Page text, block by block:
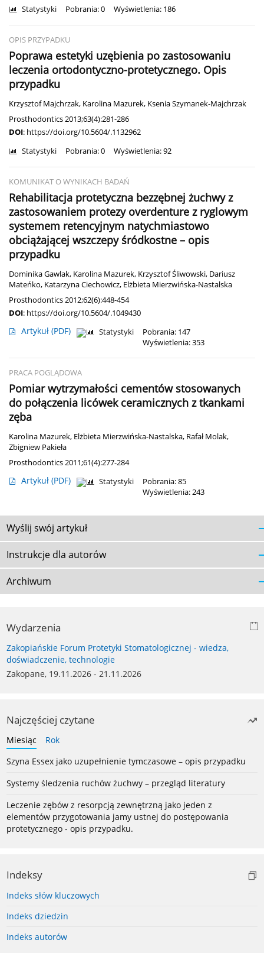
Statystyki Pobrania: 0 Wyświetlenia: 186
OPIS PRZYPADKU
Poprawa estetyki uzębienia po zastosowaniu
leczenia ortodontyczno-protetycznego. Opis
przypadku
Krzysztof Majchrzak, Karolina Mazurek, Ksenia Szymanek-Majchrzak
Prosthodontics 2013;63(4):281-286
DOI: https://doi.org/10.5604/.1132962
Statystyki Pobrania: 0 Wyświetlenia: 92
KOMUNIKAT O WYNIKACH BADAŃ
Rehabilitacja protetyczna bezzębnej żuchwy z
zastosowaniem protezy overdenture z ryglowym
systemem retencyjnym natychmiastowo
obciążającej wszczepy śródkostne – opis
przypadku
Dominika Gawlak, Karolina Mazurek, Krzysztof Śliwowski, Dariusz
Mateńko, Katarzyna Ciechowicz, Elżbieta Mierzwińska-Nastalska
Prosthodontics 2012;62(6):448-454
DOI: https://doi.org/10.5604/.1049430
Artykuł (PDF) Statystyki
Pobrania: 147
Wyświetlenia: 353
PRACA POGLĄDOWA
Pomiar wytrzymałości cementów stosowanych
do połączenia licówek ceramicznych z tkankami
zęba
Karolina Mazurek, Elżbieta Mierzwińska-Nastalska, Rafał Molak,
Zbigniew Pakieła
Prosthodontics 2011;61(4):277-284
Artykuł (PDF) Statystyki
Pobrania: 85
Wyświetlenia: 243
Wyślij swój artykuł
Instrukcje dla autorów
Archiwum
Wydarzenia
Zakopiańskie Forum Protetyki Stomatologicznej - wiedza,
doświadczenie, technologie
Zakopane, 19.11.2026 - 21.11.2026
Najczęściej czytane
Miesiąc
Rok
Szyna Essex jako uzupełnienie tymczasowe – opis przypadku
Systemy śledzenia ruchów żuchwy – przegląd literatury
Leczenie zębów z resorpcją zewnętrzną jako jeden z
elementów przygotowania jamy ustnej do postępowania
protetycznego - opis przypadku.
Indeksy
Indeks słów kluczowych
Indeks dziedzin
Indeks autorów